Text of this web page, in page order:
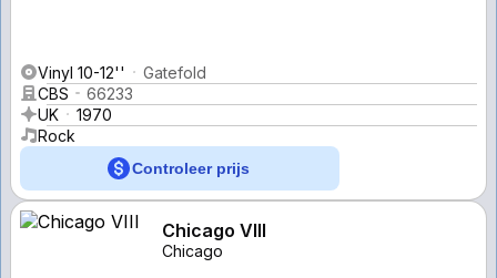
Vinyl 10-12''
Gatefold
CBS
66233
UK
1970
Rock
Controleer prijs
Chicago VIII
Chicago